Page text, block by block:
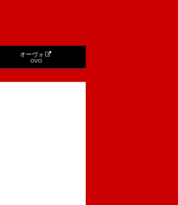
オーヴォ
OVO